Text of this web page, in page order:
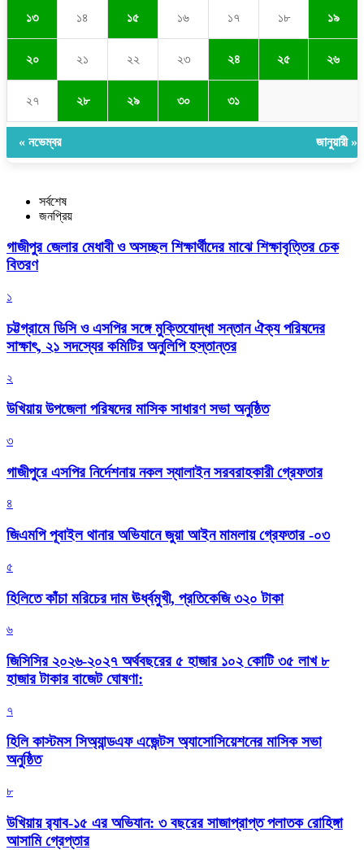
১৩ ১৪ ১৫ ১৬ ১৭ ১৮ ১৯
২০ ২১ ২২ ২৩ ২৪ ২৫ ২৬
২৭ ২৮ ২৯ ৩০ ৩১
« নভেম্বর জানুয়ারী »
সর্বশেষ
জনপ্রিয়
গাজীপুর জেলার মেধাবী ও অসচ্ছল শিক্ষার্থীদের মাঝে শিক্ষাবৃত্তির চেক
বিতরণ
১
চট্টগ্রামে ডিসি ও এসপির সঙ্গে মুক্তিযোদ্ধা সন্তান ঐক্য পরিষদের
সাক্ষাৎ, ২১ সদস্যের কমিটির অনুলিপি হস্তান্তর
২
উখিয়ায় উপজেলা পরিষদের মাসিক সাধারণ সভা অনুষ্ঠিত
৩
গাজীপুরে এসপির নির্দেশনায় নকল স্যালাইন সরবরাহকারী গ্রেফতার
৪
জিএমপি পূবাইল থানার অভিযানে জুয়া আইন মামলায় গ্রেফতার -০৩
৫
হিলিতে কাঁচা মরিচের দাম ঊর্ধ্বমুখী, প্রতিকেজি ৩২০ টাকা
৬
জিসিসির ২০২৬-২০২৭ অর্থবছরের ৫ হাজার ১০২ কোটি ৩৫ লাখ ৮
হাজার টাকার বাজেট ঘোষণা:
৭
হিলি কাস্টমস সিঅ্যান্ডএফ এজেন্টস অ্যাসোসিয়েশনের মাসিক সভা
অনুষ্ঠিত
৮
উখিয়ায় র‍্যাব-১৫ এর অভিযান: ৩ বছরের সাজাপ্রাপ্ত পলাতক রোহিঙ্গা
আসামি গ্রেপ্তার